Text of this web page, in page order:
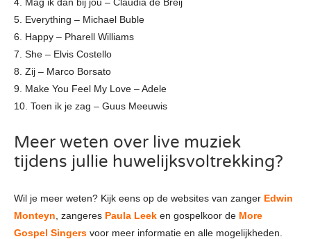
5. Everything – Michael Buble
6. Happy – Pharell Williams
7. She – Elvis Costello
8. Zij – Marco Borsato
9. Make You Feel My Love – Adele
10. Toen ik je zag – Guus Meeuwis
Meer weten over live muziek
tijdens jullie huwelijksvoltrekking?
Wil je meer weten? Kijk eens op de websites van zanger Edwin
Monteyn , zangeres Paula Leek en gospelkoor de More
Gospel Singers voor meer informatie en alle mogelijkheden.